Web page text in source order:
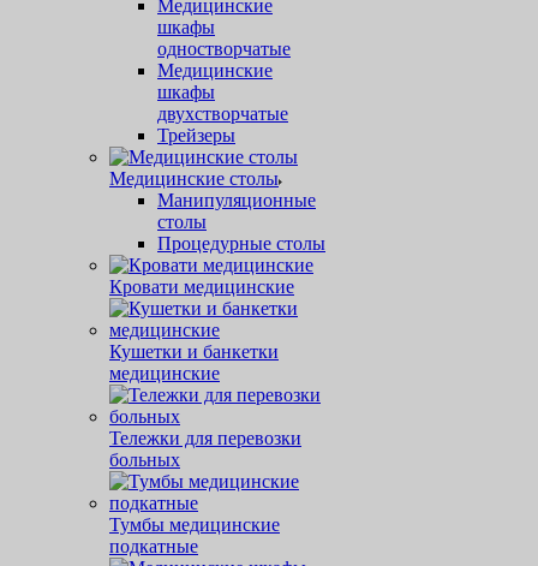
Медицинские
шкафы
одностворчатые
Медицинские
шкафы
двухстворчатые
Трейзеры
Медицинские столы
Манипуляционные
столы
Процедурные столы
Кровати медицинские
Кушетки и банкетки
медицинские
Тележки для перевозки
больных
Тумбы медицинские
подкатные